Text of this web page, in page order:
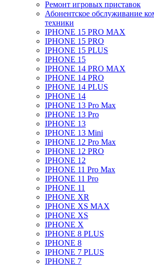
Ремонт игровых приставок
Абонентское обслуживание
техники
IPHONE 15 PRO MAX
IPHONE 15 PRO
IPHONE 15 PLUS
IPHONE 15
IPHONE 14 PRO MAX
IPHONE 14 PRO
IPHONE 14 PLUS
IPHONE 14
IPHONE 13 Pro Max
IPHONE 13 Pro
IPHONE 13
IPHONE 13 Mini
IPHONE 12 Pro Max
IPHONE 12 PRO
IPHONE 12
IPHONE 11 Pro Max
IPHONE 11 Pro
IPHONE 11
IPHONE XR
IPHONE XS MAX
IPHONE XS
IPHONE X
IPHONE 8 PLUS
IPHONE 8
IPHONE 7 PLUS
IPHONE 7